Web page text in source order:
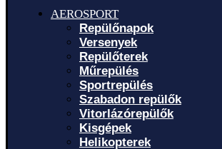
AEROSPORT
Repülőnapok
Versenyek
Repülőterek
Műrepülés
Sportrepülés
Szabadon repülők
Vitorlázórepülők
Kisgépek
Helikopterek